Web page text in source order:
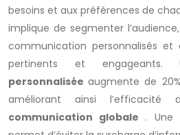
besoins et aux préférences de
implique de segmenter
communication personnalisés et
pertinents et engageants.
personnaliséeaugmente de
améliorant ainsi
communication globale . Une